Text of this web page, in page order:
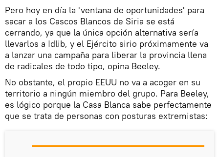
Pero hoy en día la 'ventana de oportunidades' para
sacar a los Cascos Blancos de Siria se está
cerrando, ya que la única opción alternativa sería
llevarlos a Idlib, y el Ejército sirio próximamente va
a lanzar una campaña para liberar la provincia llena
de radicales de todo tipo, opina Beeley.
No obstante, el propio EEUU no va a acoger en su
territorio a ningún miembro del grupo. Para Beeley,
es lógico porque la Casa Blanca sabe perfectamente
que se trata de personas con posturas extremistas: